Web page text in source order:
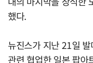
했다.
뉴진스가 지난 21일
관련 협업한 일본 팝아